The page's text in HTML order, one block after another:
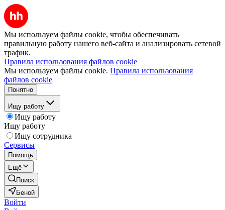
Мы используем файлы cookie, чтобы обеспечивать
правильную работу нашего веб-сайта и анализировать сетевой
трафик.
Правила использования файлов cookie
Мы используем файлы cookie. Правила использования
файлов cookie
Понятно
Ищу работу
Ищу работу
Ищу работу
Ищу сотрудника
Сервисы
Помощь
Ещё
Поиск
Беной
Войти